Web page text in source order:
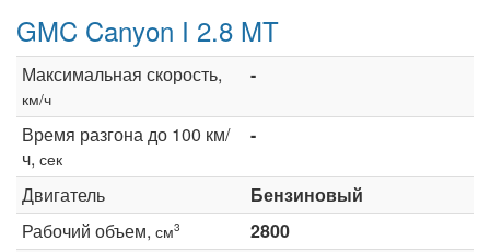
GMC Canyon I 2.8 MT
Максимальная скорость,
км/ч
-
Время разгона до 100 км/
ч, сек
-
Двигатель
Бензиновый
Рабочий объем, см3
2800